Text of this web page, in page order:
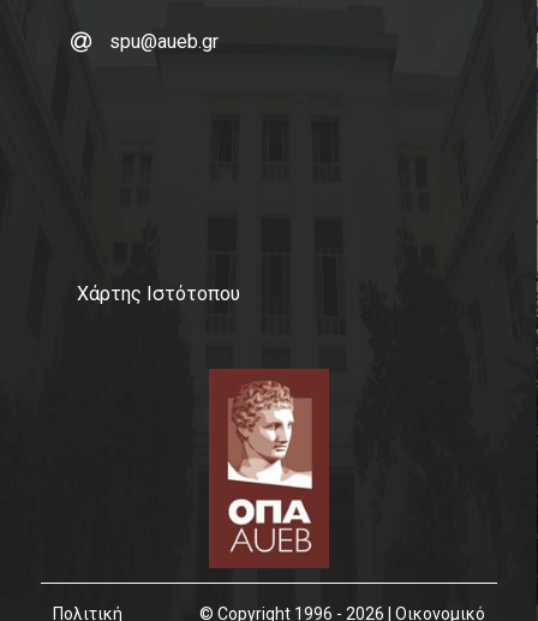
spu@aueb.gr
Χάρτης Ιστότοπου
Πολιτική © Copyright 1996 - 2026 | Οικονομικό